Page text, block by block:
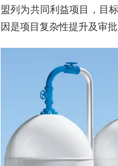
盟列为共同利益项目，目
因是项目复杂性提升及审批